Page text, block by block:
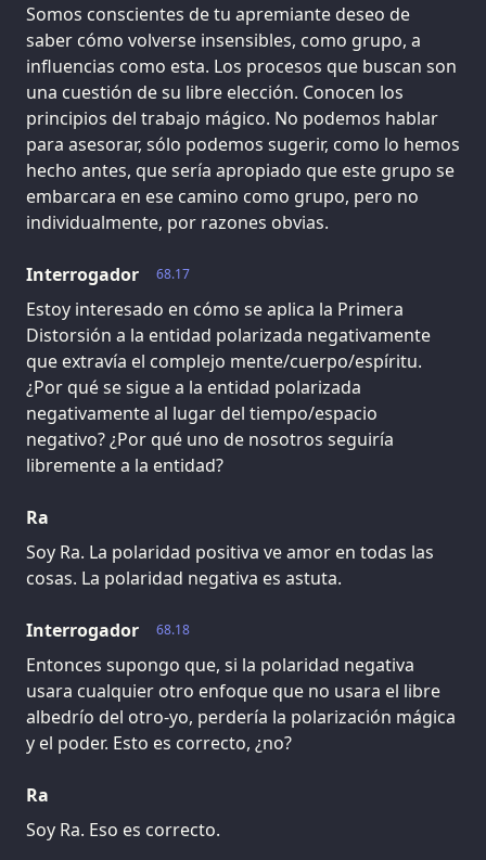
Somos conscientes de tu apremiante deseo de
saber cómo volverse insensibles, como grupo, a
influencias como esta. Los procesos que buscan son
una cuestión de su libre elección. Conocen los
principios del trabajo mágico. No podemos hablar
para asesorar, sólo podemos sugerir, como lo hemos
hecho antes, que sería apropiado que este grupo se
embarcara en ese camino como grupo, pero no
individualmente, por razones obvias.
68.17
Interrogador
Estoy interesado en cómo se aplica la Primera
Distorsión a la entidad polarizada negativamente
que extravía el complejo mente/cuerpo/espíritu.
¿Por qué se sigue a la entidad polarizada
negativamente al lugar del tiempo/espacio
negativo? ¿Por qué uno de nosotros seguiría
libremente a la entidad?
Ra
Soy Ra. La polaridad positiva ve amor en todas las
cosas. La polaridad negativa es astuta.
68.18
Interrogador
Entonces supongo que, si la polaridad negativa
usara cualquier otro enfoque que no usara el libre
albedrío del otro-yo, perdería la polarización mágica
y el poder. Esto es correcto, ¿no?
Ra
Soy Ra. Eso es correcto.